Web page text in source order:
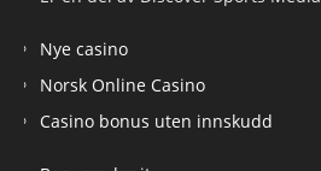
Nye casino
Norsk Online Casino
Casino bonus uten innskudd